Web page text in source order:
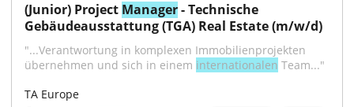
(Junior) Project Manager - Technische
Gebäudeausstattung (TGA) Real Estate (m/w/d)
"...Verantwortung in komplexen Immobilienprojekten
übernehmen und sich in einem internationalen Team..."
TA Europe